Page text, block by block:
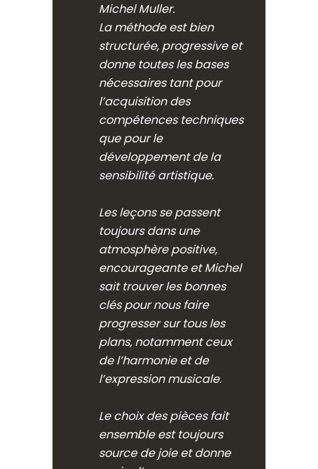
Michel Muller.
La méthode est bien
structurée, progressive et
donne toutes les bases
nécessaires tant pour
l’acquisition des
compétences techniques
que pour le
développement de la
sensibilité artistique.
Les leçons se passent
toujours dans une
atmosphère positive,
encourageante et Michel
sait trouver les bonnes
clés pour nous faire
progresser sur tous les
plans, notamment ceux
de l’harmonie et de
l’expression musicale.
Le choix des pièces fait
ensemble est toujours
source de joie et donne